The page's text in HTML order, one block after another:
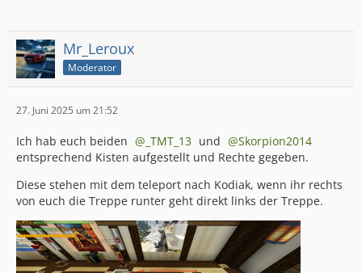
Mr_Leroux
Moderator
27. Juni 2025 um 21:52
Ich hab euch beiden _TMT_13 und
Skorpion2014
entsprechend Kisten aufgestellt und Rechte gegeben.
Diese stehen mit dem teleport nach Kodiak, wenn ihr rechts
von euch die Treppe runter geht direkt links der Treppe.